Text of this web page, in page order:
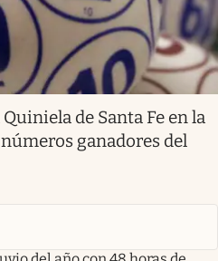
de Santa Fe en la
ganadores del